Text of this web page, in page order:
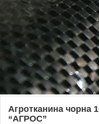
Агротканина чорна
“AГРОС”